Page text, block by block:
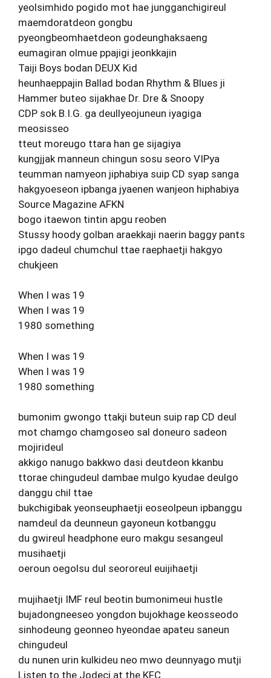
yeolsimhido pogido mot hae jungganchigireul
maemdoratdeon gongbu
pyeongbeomhaetdeon godeunghaksaeng
eumagiran olmue ppajigi jeonkkajin
Taiji Boys bodan DEUX Kid
heunhaeppajin Ballad bodan Rhythm & Blues ji
Hammer buteo sijakhae Dr. Dre & Snoopy
CDP sok B.I.G. ga deullyeojuneun iyagiga
meosisseo
tteut moreugo ttara han ge sijagiya
kungjjak manneun chingun sosu seoro VIPya
teumman namyeon jiphabiya suip CD syap sanga
hakgyoeseon ipbanga jyaenen wanjeon hiphabiya
Source Magazine AFKN
bogo itaewon tintin apgu reoben
Stussy hoody golban araekkaji naerin baggy pants
ipgo dadeul chumchul ttae raephaetji hakgyo
chukjeen
When I was 19
When I was 19
1980 something
When I was 19
When I was 19
1980 something
bumonim gwongo ttakji buteun suip rap CD deul
mot chamgo chamgoseo sal doneuro sadeon
mojirideul
akkigo nanugo bakkwo dasi deutdeon kkanbu
ttorae chingudeul dambae mulgo kyudae deulgo
danggu chil ttae
bukchigibak yeonseuphaetji eoseolpeun ipbanggu
namdeul da deunneun gayoneun kotbanggu
du gwireul headphone euro makgu sesangeul
musihaetji
oeroun oegolsu dul seororeul euijihaetji
mujihaetji IMF reul beotin bumonimeui hustle
bujadongneeseo yongdon bujokhage keosseodo
sinhodeung geonneo hyeondae apateu saneun
chingudeul
du nunen urin kulkideu neo mwo deunnyago mutji
Listen to the Jodeci at the KFC